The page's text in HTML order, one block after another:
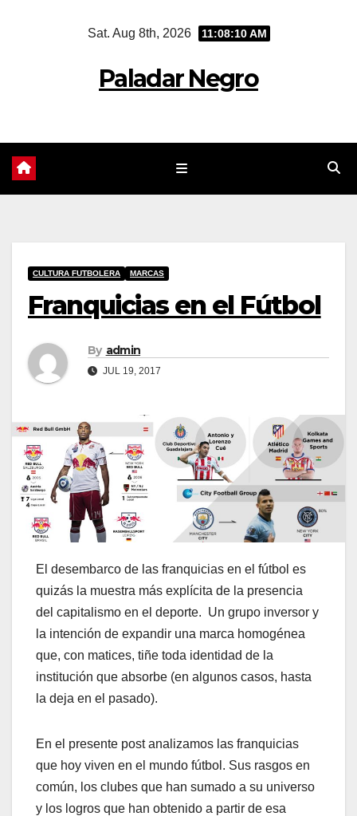
Sat. Aug 8th, 2026 11:08:11 AM
Paladar Negro
CULTURA FUTBOLERA MARCAS
Franquicias en el Fútbol
By admin
JUL 19, 2017
El desembarco de las franquicias en el fútbol es
quizás la muestra más explícita de la presencia
del capitalismo en el deporte. Un grupo inversor y
la intención de expandir una marca homogénea
que, con matices, tiñe toda identidad de la
institución que absorbe (en algunos casos, hasta
la deja en el pasado).
En el presente post analizamos las franquicias
que hoy viven en el mundo fútbol. Sus rasgos en
común, los clubes que han sumado a su universo
y los logros que han obtenido a partir de esa